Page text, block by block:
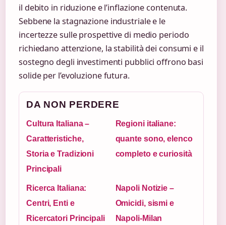
il debito in riduzione e l’inflazione contenuta.
Sebbene la stagnazione industriale e le
incertezze sulle prospettive di medio periodo
richiedano attenzione, la stabilità dei consumi e il
sostegno degli investimenti pubblici offrono basi
solide per l’evoluzione futura.
DA NON PERDERE
Cultura Italiana –
Caratteristiche,
Storia e Tradizioni
Principali
Regioni italiane:
quante sono, elenco
completo e curiosità
Ricerca Italiana:
Centri, Enti e
Ricercatori Principali
Napoli Notizie –
Omicidi, sismi e
Napoli-Milan